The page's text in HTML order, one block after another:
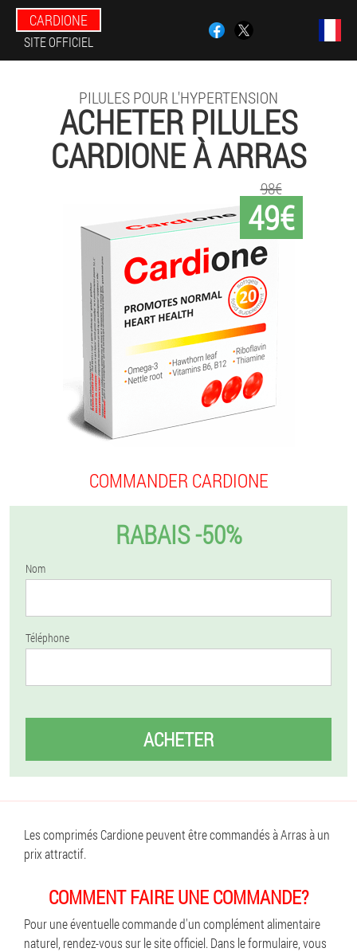
CARDIONE
SITE OFFICIEL
PILULES POUR L'HYPERTENSION
ACHETER PILULES
CARDIONE À ARRAS
49€
98€
COMMANDER CARDIONE
RABAIS -50%
Nom
Téléphone
ACHETER
Les comprimés Cardione peuvent être commandés à Arras à un
prix attractif.
COMMENT FAIRE UNE COMMANDE?
Pour une éventuelle commande d'un complément alimentaire
naturel, rendez-vous sur le site officiel. Dans le formulaire, vous